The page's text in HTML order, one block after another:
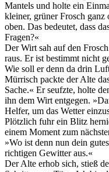
Mantels und holte ein
kleiner, grüner Frosch
oben. Das bedeutet, dass
Fragen?«
Der Wirt sah auf den
raus. Er ist bestimmt nicht
Wie soll er denn da drin
Mürrisch packte der Alte
Sache.« Er seufzte, holte
ihn dem Wirt entgegen.
Helfer, um das Wetter
Plötzlich fuhr ein Blitz
einem Moment zum
»Wo ist denn nun dein
richtigen Gewitter aus.«
Der Alte erhob sich, stieß